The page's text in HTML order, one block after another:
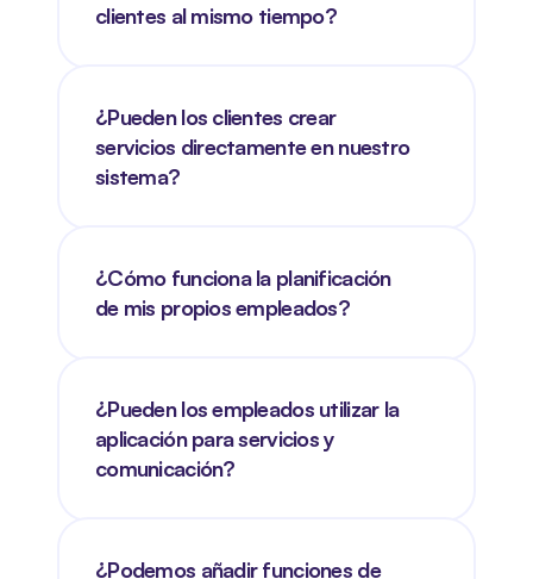
clientes al mismo tiempo?
¿Pueden los clientes crear
servicios directamente en nuestro
sistema?
¿Cómo funciona la planificación
de mis propios empleados?
¿Pueden los empleados utilizar la
aplicación para servicios y
comunicación?
¿Podemos añadir funciones de